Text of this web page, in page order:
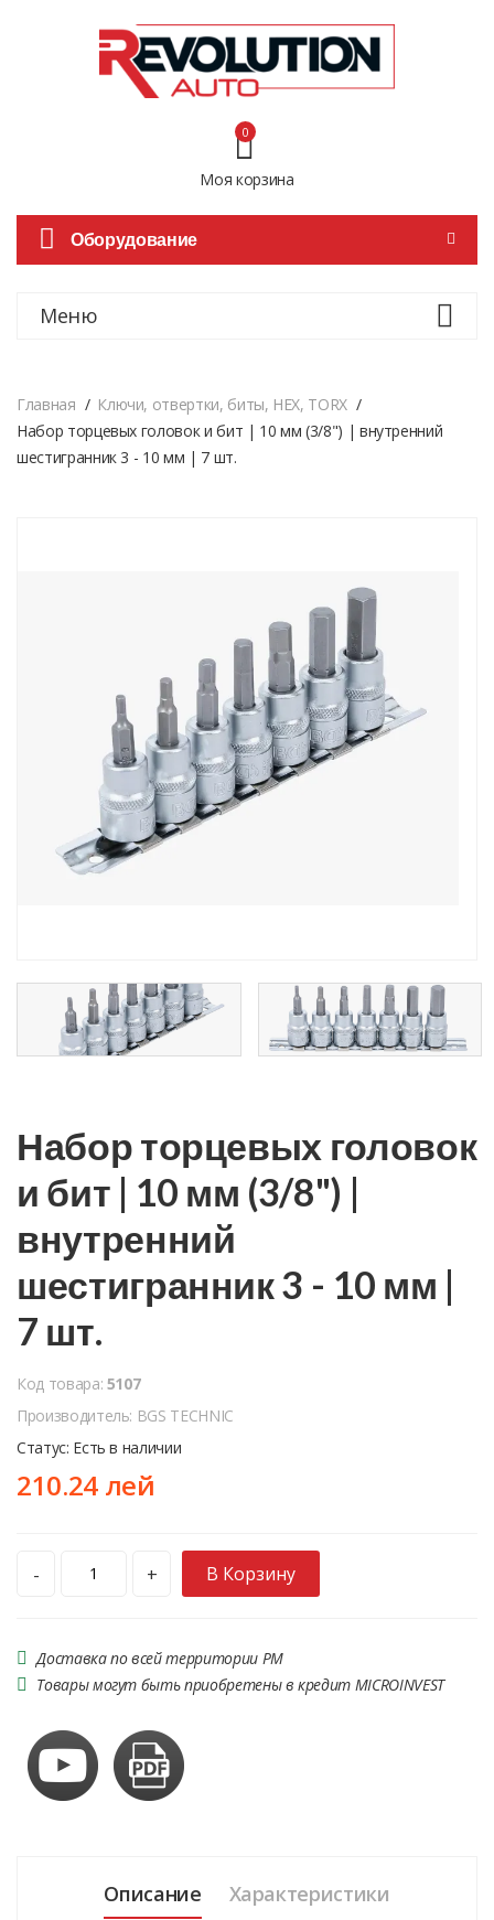
Моя корзина
0
Оборудование
Меню
Главная
Ключи, отвертки, биты, HEX, TORX
Набор торцевых головок и бит | 10 мм (3/8") | внутренний
шестигранник 3 - 10 мм | 7 шт.
Набор торцевых головок
и бит | 10 мм (3/8") |
внутренний
шестигранник 3 - 10 мм |
7 шт.
Код товара: 5107
Производитель: BGS TECHNIC
Статус: Есть в наличии
210.24 лей
- + В Корзину
Доставка по всей территории РМ
Товары могут быть приобретены в кредит MICROINVEST
Описание Характеристики